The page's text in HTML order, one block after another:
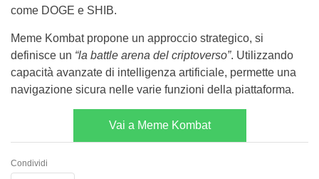
come DOGE e SHIB.
Meme Kombat propone un approccio strategico, si
definisce un “la battle arena del criptoverso”. Utilizzando
capacità avanzate di intelligenza artificiale, permette una
navigazione sicura nelle varie funzioni della piattaforma.
Vai a Meme Kombat
Condividi